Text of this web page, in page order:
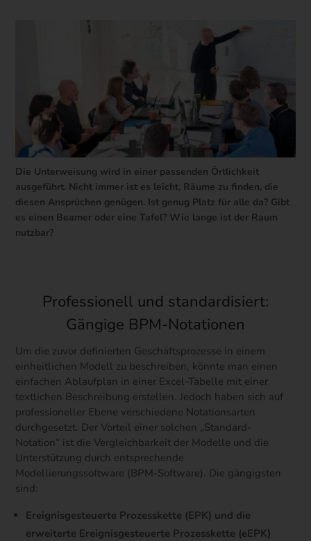
Die Unterweisung wird in einer passenden Örtlichkeit
ausgeführt. Nicht immer ist es leicht, Räume zu finden, die
diesen Ansprüchen genügen. Ist genug Platz für alle da? Gibt
es einen Beamer oder eine Tafel? Wie lange ist der Raum
nutzbar?
Professionell und standardisiert:
Gängige BPM-Notationen
Um die zuvor definierten Geschäftsprozesse in einem
einheitlichen Modell zu beschreiben, könnte man einen
einfachen Ablaufplan in einer Excel-Tabelle mit einer
textlichen Beschreibung erstellen. Jedoch haben sich auf
professioneller Ebene verschiedene Notationsarten
durchgesetzt. Der Vorteil einer solchen „Standard-
Notation“ ist die Vergleichbarkeit der Modelle und die
Unterstützung durch entsprechende
Modellierungssoftware (BPM-Software). Die gängigsten
sind:
Ereignisgesteuerte Prozesskette (EPK) und die
erweiterte Ereignisgesteuerte Prozesskette (eEPK)